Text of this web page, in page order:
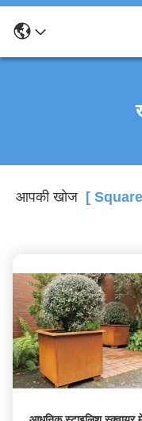
आपकी खोज [